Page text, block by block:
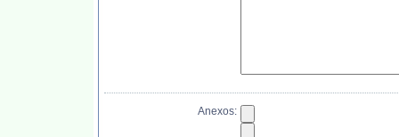
Anexos: